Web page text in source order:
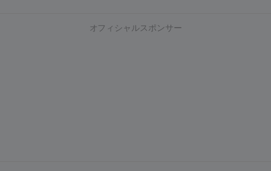
オフィシャルスポンサー